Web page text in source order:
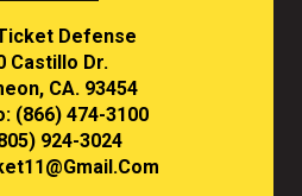
Defense
Castillo Dr.
CA. 93454
(866) 474-3100
924-3024